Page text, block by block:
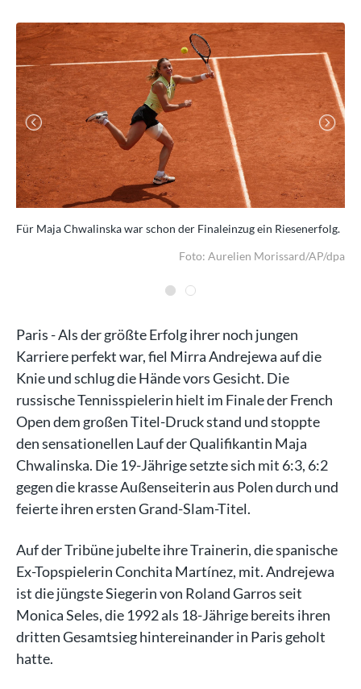
Für Maja Chwalinska war schon der Finaleinzug ein Riesenerfolg.
Foto: Aurelien Morissard/AP/dpa
Previous
Next
Paris - Als der größte Erfolg ihrer noch jungen
Karriere perfekt war, fiel Mirra Andrejewa auf die
Knie und schlug die Hände vors Gesicht. Die
russische Tennisspielerin hielt im Finale der French
Open dem großen Titel-Druck stand und stoppte
den sensationellen Lauf der Qualifikantin Maja
Chwalinska. Die 19-Jährige setzte sich mit 6:3, 6:2
gegen die krasse Außenseiterin aus Polen durch und
feierte ihren ersten Grand-Slam-Titel.
Auf der Tribüne jubelte ihre Trainerin, die spanische
Ex-Topspielerin Conchita Martínez, mit. Andrejewa
ist die jüngste Siegerin von Roland Garros seit
Monica Seles, die 1992 als 18-Jährige bereits ihren
dritten Gesamtsieg hintereinander in Paris geholt
hatte.